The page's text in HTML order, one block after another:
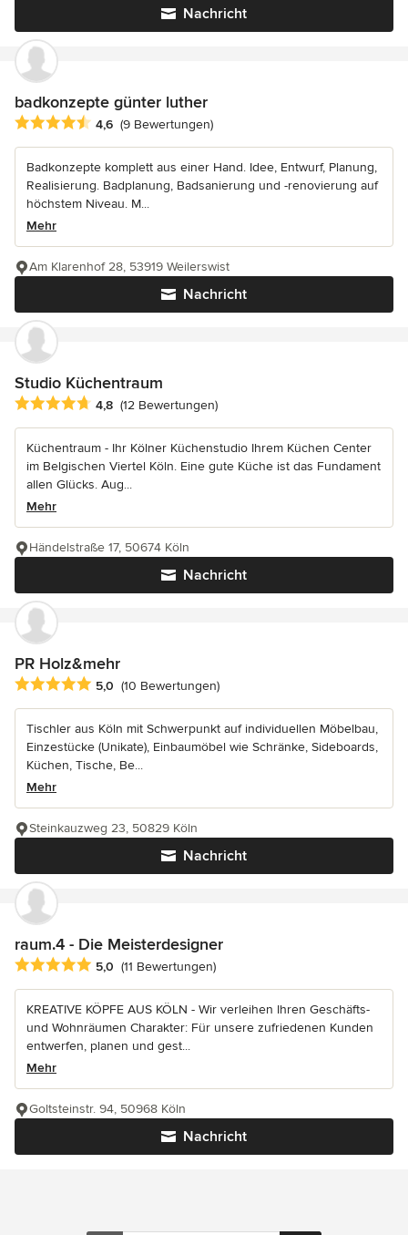
Nachricht
badkonzepte günter luther
Durchschnittliche Bewertung: 4.6 von 5 Sternen
4,6 (9 Bewertungen)
Badkonzepte komplett aus einer Hand. Idee, Entwurf, Planung,
Realisierung. Badplanung, Badsanierung und -renovierung auf
höchstem Niveau. M...
Mehr
Nachricht
Am Klarenhof 28, 53919 Weilerswist
Studio Küchentraum
Durchschnittliche Bewertung: 4.8 von 5 Sternen
4,8 (12 Bewertungen)
Küchentraum - Ihr Kölner Küchenstudio Ihrem Küchen Center
im Belgischen Viertel Köln. Eine gute Küche ist das Fundament
allen Glücks. Aug...
Mehr
Nachricht
Händelstraße 17, 50674 Köln
PR Holz&mehr
Durchschnittliche Bewertung: 5 von 5 Sternen
5,0 (10 Bewertungen)
Tischler aus Köln mit Schwerpunkt auf individuellen Möbelbau,
Einzestücke (Unikate), Einbaumöbel wie Schränke, Sideboards,
Küchen, Tische, Be...
Mehr
Nachricht
Steinkauzweg 23, 50829 Köln
raum.4 - Die Meisterdesigner
Durchschnittliche Bewertung: 5 von 5 Sternen
5,0 (11 Bewertungen)
KREATIVE KÖPFE AUS KÖLN - Wir verleihen Ihren Geschäfts-
und Wohnräumen Charakter: Für unsere zufriedenen Kunden
entwerfen, planen und gest...
Mehr
Nachricht
Goltsteinstr. 94, 50968 Köln